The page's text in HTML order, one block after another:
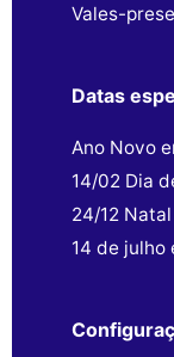
Vales-
Datas
Ano Novo
14/02 Dia
24/12
14 de julho